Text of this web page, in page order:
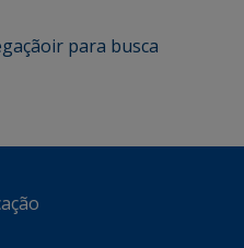
ir para busca